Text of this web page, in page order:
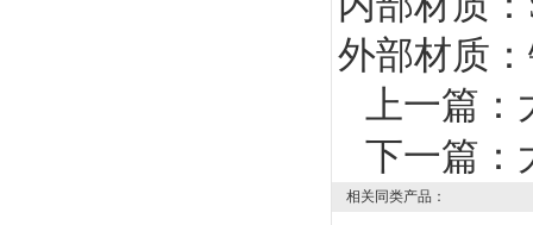
外部材质
上一篇：
下一篇：
相关同类产品：